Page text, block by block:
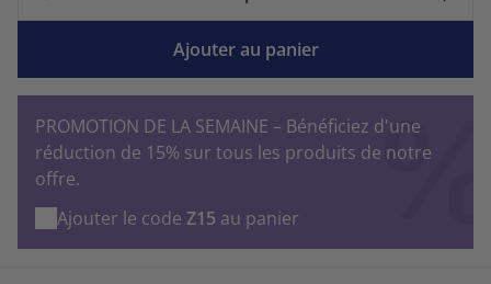
Ajouter au panier
PROMOTION DE LA SEMAINE – Bénéficiez d'une
réduction de 15% sur tous les produits de notre
offre.
Ajouter le code Z15 au panier